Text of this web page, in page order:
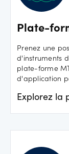
Plate-
Prenez une
d'instruments
plate-forme
d'application
Explorez la